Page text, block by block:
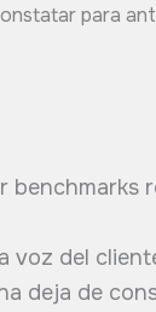
para
benchmarks
voz del
deja de